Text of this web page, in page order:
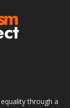
through a